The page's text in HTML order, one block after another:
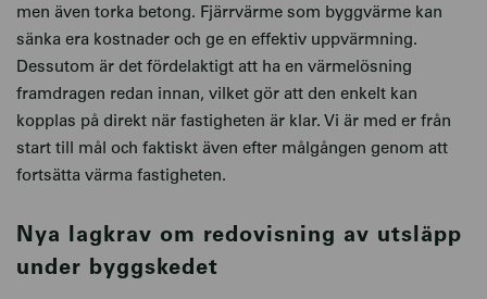
men även torka betong. Fjärrvärme som byggvärme kan
sänka era kostnader och ge en effektiv uppvärmning.
Dessutom är det fördelaktigt att ha en värmelösning
framdragen redan innan, vilket gör att den enkelt kan
kopplas på direkt när fastigheten är klar. Vi är med er från
start till mål och faktiskt även efter målgången genom att
fortsätta värma fastigheten.
Nya lagkrav om redovisning av utsläpp
under byggskedet